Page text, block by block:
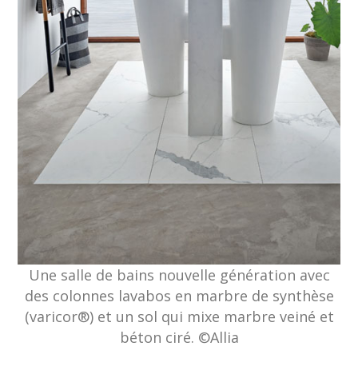
Une salle de bains nouvelle génération avec
des colonnes lavabos en marbre de synthèse
(varicor®) et un sol qui mixe marbre veiné et
béton ciré. ©Allia